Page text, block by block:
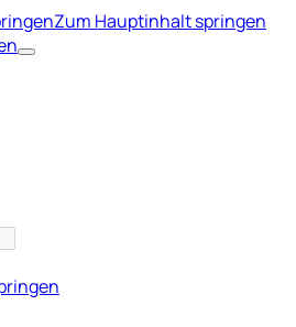
Zum Hauptinhalt springen